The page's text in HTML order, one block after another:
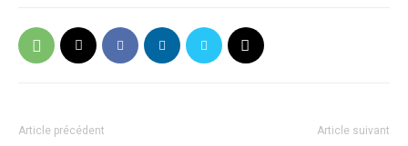
Article précédent Article suivant